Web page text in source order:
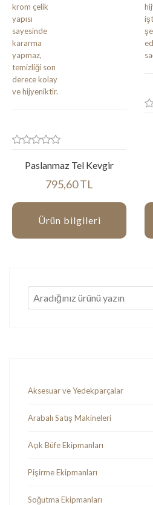
Paslanmaz Tel Kevgir
795,60 TL
Ürün bilgileri
Aksesuar ve Yedekparçalar
Arabalı Satış Makineleri
Açık Büfe Ekipmanları
Pişirme Ekipmanları
Soğutma Ekipmanları